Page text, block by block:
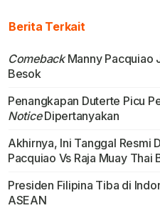
Berita Terkait
ComebackManny Pacquiao
Besok
Penangkapan Duterte Picu
NoticeDipertanyakan
Akhirnya, Ini Tanggal Resmi
Pacquiao Vs Raja Muay Thai
Presiden Filipina Tiba di
ASEAN